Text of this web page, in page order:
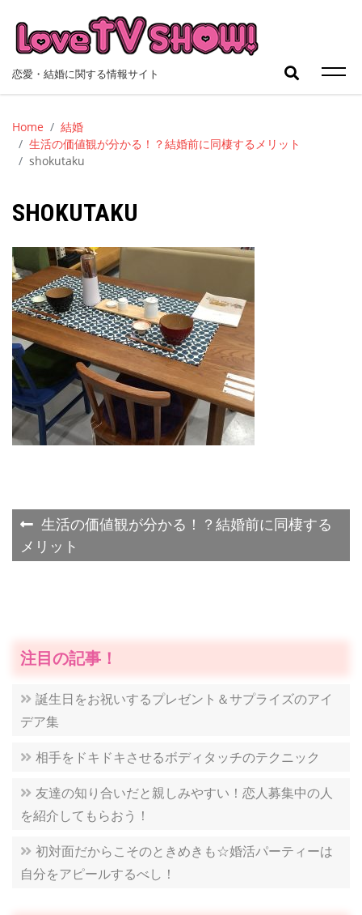
content
恋愛・結婚に関する情報サイト
検
索:
Home
結婚
生活の価値観が分かる！？結婚前に同棲するメリット
shokutaku
SHOKUTAKU
投
稿
ゲ
ー
シ
ン
生活の価値観が分かる！？結婚前に同棲する
メリット
注目の記事！
誕生日をお祝いするプレゼント＆サプライズのアイ
デア集
相手をドキドキさせるボディタッチのテクニック
友達の知り合いだと親しみやすい！恋人募集中の人
を紹介してもらおう！
初対面だからこそのときめきも☆婚活パーティーは
自分をアピールするべし！